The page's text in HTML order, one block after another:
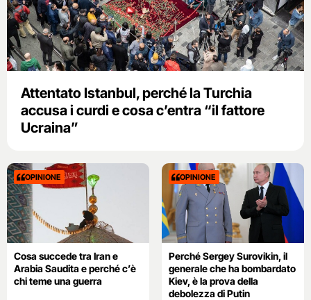
Attentato Istanbul, perché la Turchia
accusa i curdi e cosa c’entra “il fattore
Ucraina”
OPINIONE
Cosa succede tra Iran e
Arabia Saudita e perché c’è
chi teme una guerra
OPINIONE
Perché Sergey Surovikin, il
generale che ha bombardato
Kiev, è la prova della
debolezza di Putin